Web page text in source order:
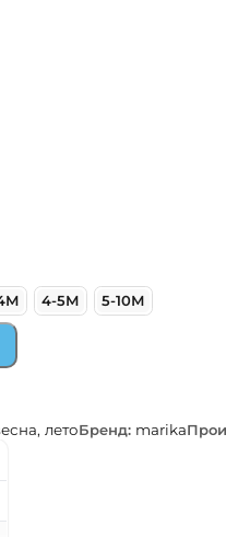
4-5М 5-10М
летоБренд: marika